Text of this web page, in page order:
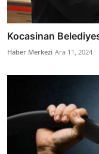
Kocasinan
Haber Merkezi Ara 11, 2024